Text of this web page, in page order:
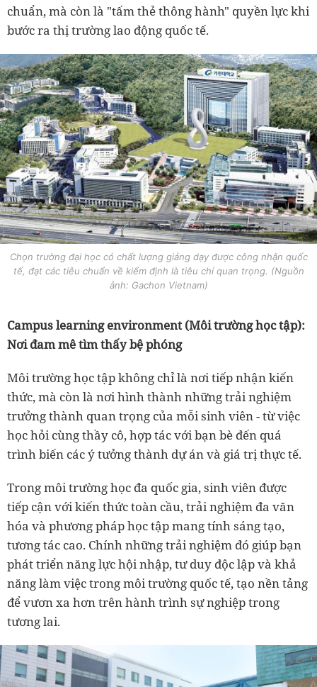
chuẩn, mà còn là "tấm thẻ thông hành" quyền lực khi
bước ra thị trường lao động quốc tế.
Chọn trường đại học có chất lượng giảng dạy được công nhận quốc
tế, đạt các tiêu chuẩn về kiểm định là tiêu chí quan trọng. (Nguồn
ảnh: Gachon Vietnam)
Campus learning environment (Môi trường học tập):
Nơi đam mê tìm thấy bệ phóng
Môi trường học tập không chỉ là nơi tiếp nhận kiến
thức, mà còn là nơi hình thành những trải nghiệm
trưởng thành quan trọng của mỗi sinh viên - từ việc
học hỏi cùng thầy cô, hợp tác với bạn bè đến quá
trình biến các ý tưởng thành dự án và giá trị thực tế.
Trong môi trường học đa quốc gia, sinh viên được
tiếp cận với kiến thức toàn cầu, trải nghiệm đa văn
hóa và phương pháp học tập mang tính sáng tạo,
tương tác cao. Chính những trải nghiệm đó giúp bạn
phát triển năng lực hội nhập, tư duy độc lập và khả
năng làm việc trong môi trường quốc tế, tạo nền tảng
để vươn xa hơn trên hành trình sự nghiệp trong
tương lai.